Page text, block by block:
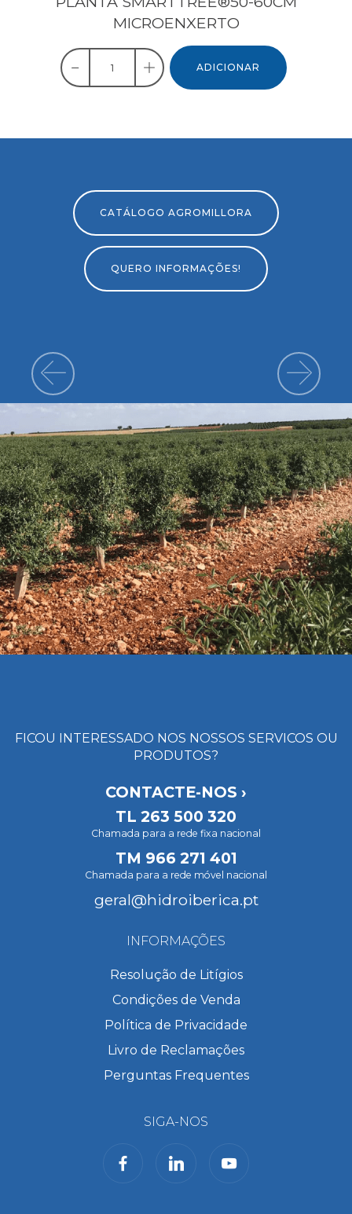
MICROENXERTO
ADICIONAR
CATÁLOGO AGROMILLORA
QUERO INFORMAÇÕES!
FICOU INTERESSADO NOS NOSSOS SERVICOS OU
PRODUTOS?
CONTACTE-NOS ›
TL 263 500 320
Chamada para a rede fixa nacional
TM 966 271 401
Chamada para a rede móvel nacional
geral@hidroiberica.pt
INFORMAÇÕES
Resolução de Litígios
Condições de Venda
Política de Privacidade
Livro de Reclamações
Perguntas Frequentes
SIGA-NOS